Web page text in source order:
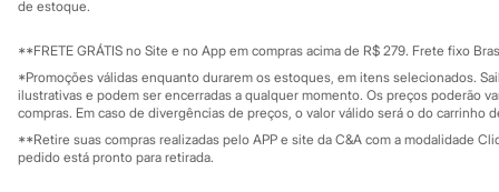
Yessica
Acessórios
Blusas
Calçados
Leggings
Shorts e Bermudas
Tops
Moda íntima
Investidores
Privacidade
Configuração de cookies
Minha privacidade
Educação
de estoque.
**FRETE GRÁTIS no Site e no App em compras acima de R$ 279. Frete fixo
*Promoções válidas enquanto durarem os estoques, em itens selecionados.
ilustrativas e podem ser encerradas a qualquer momento. Os preços poderão
compras. Em caso de divergências de preços, o valor válido será o do carrinho
**Retire suas compras realizadas pelo APP e site da C&A com a modalidade
pedido está pronto para retirada.